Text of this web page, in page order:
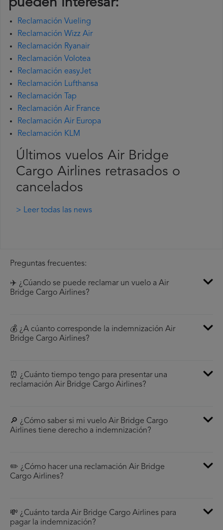
pueden interesar:
Reclamación Vueling
Reclamación Wizz Air
Reclamación Ryanair
Reclamación Volotea
Reclamación easyJet
Reclamación Lufthansa
Reclamación Tap
Reclamación Air France
Reclamación Air Europa
Reclamación KLM
Últimos vuelos Air Bridge
Cargo Airlines retrasados o
cancelados
> Leer todas las news
Preguntas frecuentes:
✈️ ¿Cúando se puede reclamar un vuelo a Air
Bridge Cargo Airlines?
💰 ¿A cúanto corresponde la indemnización Air
Bridge Cargo Airlines?
⏰ ¿Cuánto tiempo tengo para presentar una
reclamación Air Bridge Cargo Airlines?
🔎 ¿Cómo saber si mi vuelo Air Bridge Cargo
Airlines tiene derecho a indemnización?
✏️ ¿Cómo hacer una reclamación Air Bridge
Cargo Airlines?
💸 ¿Cuánto tarda Air Bridge Cargo Airlines para
pagar la indemnización?